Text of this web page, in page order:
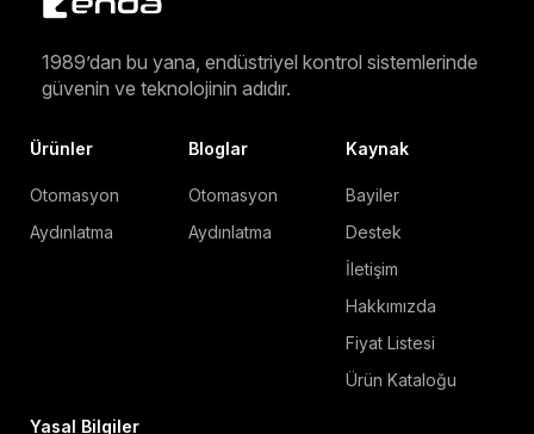
1989’dan bu yana, endüstriyel kontrol sistemlerinde
güvenin ve teknolojinin adıdır.
Ürünler
Otomasyon
Aydınlatma
Bloglar
Otomasyon
Aydınlatma
Kaynak
Bayiler
Destek
İletişim
Hakkımızda
Fiyat Listesi
Ürün Kataloğu
Yasal Bilgiler